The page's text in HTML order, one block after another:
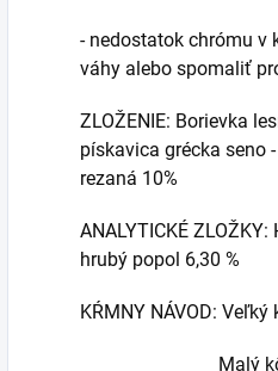
- nedostatok chrómu v
váhy alebo spomaliť
ZLOŽENIE: Borievka
pískavica grécka seno
rezaná 10%
ANALYTICKÉ
hrubý popol 6,30 %
KŔMNY NÁVOD:
Malý kôň: 30